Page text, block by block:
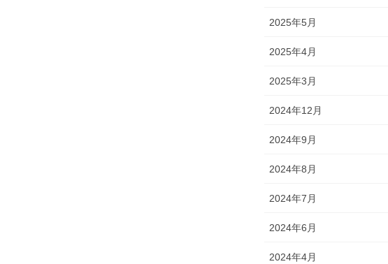
2025年5月
2025年4月
2025年3月
2024年12月
2024年9月
2024年8月
2024年7月
2024年6月
2024年4月